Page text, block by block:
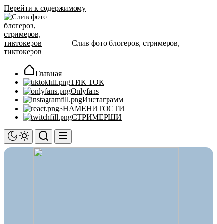
Перейти к содержимому
Слив фото блогеров, стримеров,
тиктокеров
Главная
ТИК ТОК
Onlyfans
Инстаграмм
ЗНАМЕНИТОСТИ
СТРИМЕРШИ